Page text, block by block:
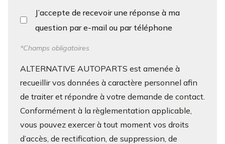
J’accepte de recevoir une réponse à ma
question par e-mail ou par téléphone
*Champs obligatoires
ALTERNATIVE AUTOPARTS est amenée à
recueillir vos données à caractère personnel afin
de traiter et répondre à votre demande de contact.
Conformément à la règlementation applicable,
vous pouvez exercer à tout moment vos droits
d’accès, de rectification, de suppression, de